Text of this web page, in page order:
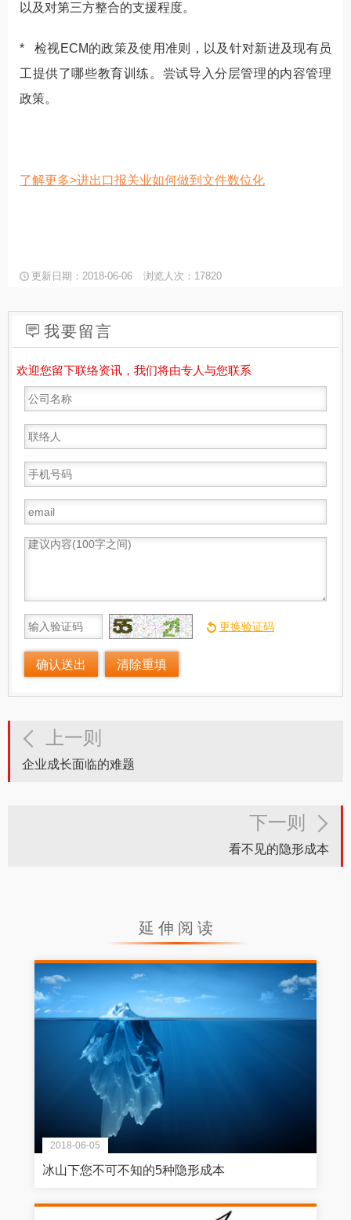
以及对第三方整合的支援程度。
* 检视ECM的政策及使用准则，以及针对新进及现有员
工提供了哪些教育训练。尝试导入分层管理的内容管理
政策。
了解更多>进出口报关业如何做到文件数位化
更新日期：2018-06-06 浏览人次：17820
我要留言
欢迎您留下联络资讯，我们将由专人与您联系
上一则
企业成长面临的难题
下一则
看不见的隐形成本
延伸阅读
2018-06-05
冰山下您不可不知的5种隐形成本